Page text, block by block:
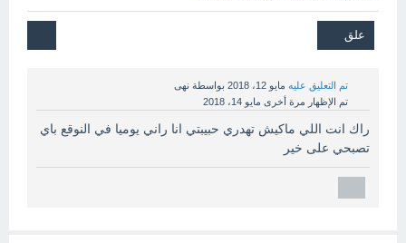
تم التعليق عليه مايو 12، 2018 بواسطة نهى
تم الإظهار مرة أخرى مايو 14، 2018
راك انت اللي ماكيش تهدري حبيبتي انا راني يوميا في النوقع باي
تصبحي على خير